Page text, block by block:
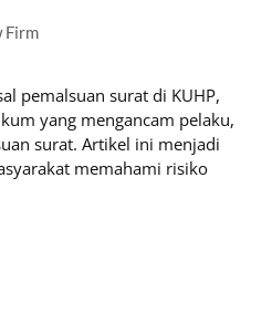
Firm
pemalsuan surat di KUHP,
yang mengancam pelaku,
surat. Artikel ini menjadi
memahami risiko